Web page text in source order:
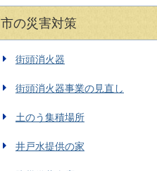
市の災害対策
街頭消火器
街頭消火器事業の見直し
土のう集積場所
井戸水提供の家